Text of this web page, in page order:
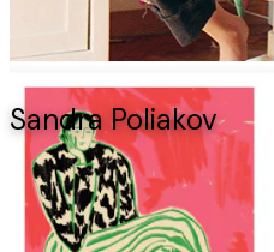
Sandra Poliakov